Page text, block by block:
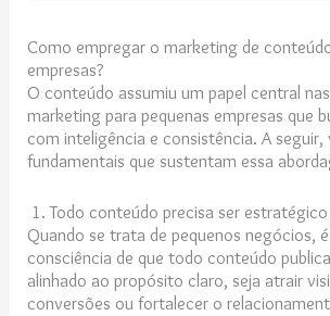
Como empregar o marketing de
empresas?
O conteúdo assumiu um papel central
marketing para pequenas empresas que
com inteligência e consistência. A seguir,
fundamentais que sustentam essa
1. Todo conteúdo precisa ser estratégico
Quando se trata de pequenos negócios,
consciência de que todo conteúdo
alinhado ao propósito claro, seja atrair
conversões ou fortalecer o